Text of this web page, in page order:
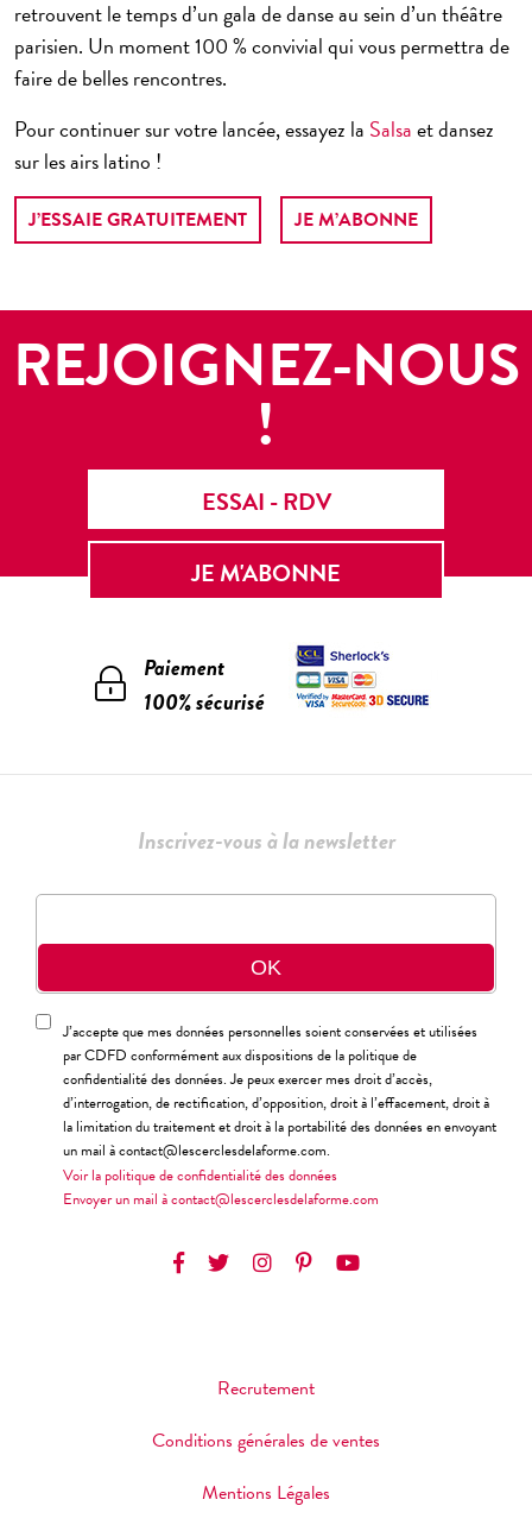
retrouvent le temps d’un gala de danse au sein d’un théâtre
parisien. Un moment100 % convivialqui vous permettra de
faire de belles rencontres.
Pour continuer sur votre lancée, essayez la Salsaet dansez
sur les airs latino !
J’ESSAIE GRATUITEMENT JE M’ABONNE
REJOIGNEZ-NOUS
!
ESSAI - RDV
JE M'ABONNE
Paiement
100% sécurisé
Inscrivez-vous à la newsletter
J’accepte que mes données personnelles soient conservées et utilisées
par CDFD conformément aux dispositions de la politique de
confidentialité des données. Je peux exercer mes droit d’accès,
d’interrogation, de rectification, d’opposition, droit à l’effacement, droit à
la limitation du traitement et droit à la portabilité des données en envoyant
un mail à contact@lescerclesdelaforme.com.
Voir la politique de confidentialité des données
Envoyer un mail à contact@lescerclesdelaforme.com
Recrutement
Conditions générales de ventes
Mentions Légales